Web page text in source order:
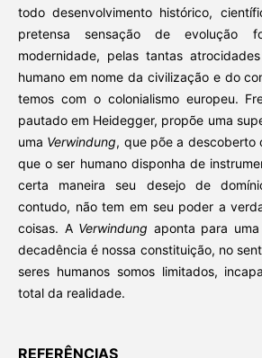
todo desenvolvimento histórico,
pretensa sensação de evolução
modernidade, pelas tantas
humano em nome da civilização e do
temos com o colonialismo europeu.
pautado em Heidegger, propõe uma
uma Verwindung, que põe a descoberto
que o ser humano disponha de
certa maneira seu desejo de
contudo, não tem em seu poder a
coisas. A Verwindung aponta para
decadência é nossa constituição, no
seres humanos somos limitados,
total da realidade.
REFERÊNCIAS